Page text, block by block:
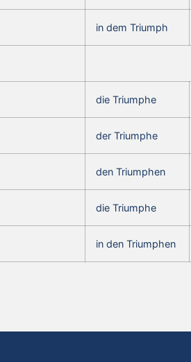
in dem Triumph
die Triumphe
der Triumphe
den Triumphen
die Triumphe
in den Triumphen